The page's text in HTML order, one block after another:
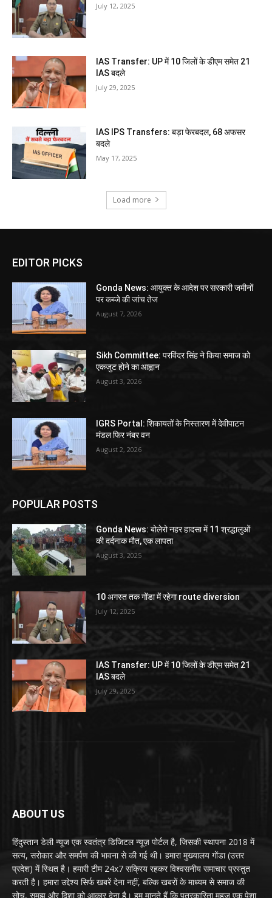
July 12, 2025
IAS Transfer: UP में 10 जिलों के डीएम समेत 21
IAS बदले
July 29, 2025
IAS IPS Transfers: बड़ा फेरबदल, 68 अफसर
बदले
May 17, 2025
Load more
EDITOR PICKS
Gonda News: आयुक्त के आदेश पर सरकारी जमीनों
पर कब्जे की जांच तेज
August 7, 2026
Sikh Committee: परविंदर सिंह ने किया समाज को
एकजुट होने का आह्वान
August 3, 2026
IGRS Portal: शिकायतों के निस्तारण में देवीपाटन
मंडल फिर नंबर वन
August 2, 2026
POPULAR POSTS
Gonda News: बोलेरो नहर हादसा में 11 श्रद्धालुओं
की दर्दनाक मौत, एक लापता
August 3, 2025
10 अगस्त तक गोंडा में रहेगा route diversion
July 12, 2025
IAS Transfer: UP में 10 जिलों के डीएम समेत 21
IAS बदले
July 29, 2025
ABOUT US
हिंदुस्तान डेली न्यूज एक स्वतंत्र डिजिटल न्यूज़ पोर्टल है, जिसकी स्थापना 2018 में
सत्य, सरोकार और समर्पण की भावना से की गई थी। हमारा मुख्यालय गोंडा (उत्तर
प्रदेश) में स्थित है। हमारी टीम 24x7 सक्रिय रहकर विश्वसनीय समाचार प्रस्तुत
करती है। हमारा उद्देश्य सिर्फ खबरें देना नहीं, बल्कि खबरों के माध्यम से समाज की
सोच, समझ और दिशा को आकार देना है। हम मानते हैं कि पत्रकारिता महज़ एक पेशा